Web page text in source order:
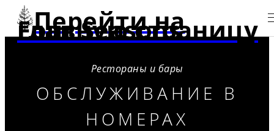
Перейти на
главную страницу Four Seasons
Рестораны и бары
ОБСЛУЖИВАНИЕ В
НОМЕРАХ